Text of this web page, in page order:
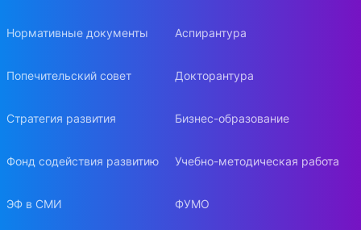
Нормативные документы
Попечительский совет
Стратегия развития
Фонд содействия развитию
ЭФ в СМИ
Аспирантура
Докторантура
Бизнес-образование
Учебно-методическая работа
ФУМО